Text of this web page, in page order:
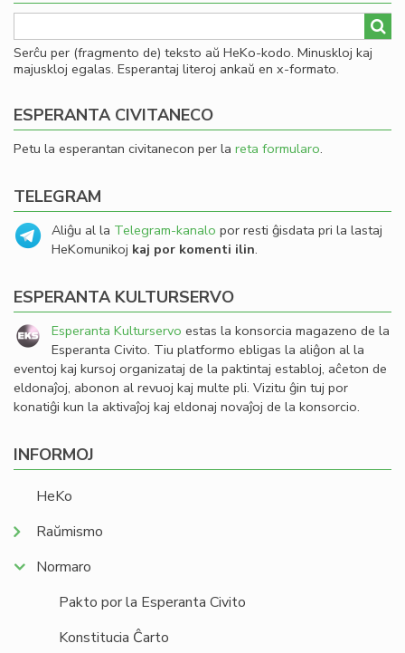
Serĉu per (fragmento de) teksto aŭ HeKo-kodo. Minuskloj kaj
majuskloj egalas. Esperantaj literoj ankaŭ en x-formato.
ESPERANTA CIVITANECO
Petu la esperantan civitanecon per la reta formularo.
TELEGRAM
Aliĝu al la Telegram-kanalo por resti ĝisdata pri la lastaj
HeKomunikoj kaj por komenti ilin.
ESPERANTA KULTURSERVO
Esperanta Kulturservo estas la konsorcia magazeno de la
Esperanta Civito. Tiu platformo ebligas la aliĝon al la
eventoj kaj kursoj organizataj de la paktintaj establoj, aĉeton de
eldonaĵoj, abonon al revuoj kaj multe pli. Vizitu ĝin tuj por
konatiĝi kun la aktivaĵoj kaj eldonaj novaĵoj de la konsorcio.
INFORMOJ
HeKo
Raŭmismo
Normaro
Pakto por la Esperanta Civito
Konstitucia Ĉarto